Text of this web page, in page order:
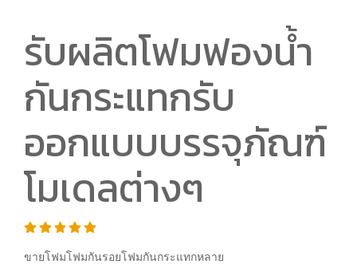
รับผลิตโฟมฟองน้ำ
กันกระแทกรับ
ออกแบบบรรจุภัณฑ์
โมเดลต่างๆ
ขายโฟมโฟมกันรอยโฟมกันกระแทกหลาย